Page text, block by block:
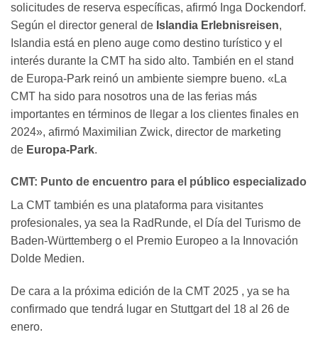
solicitudes de reserva específicas, afirmó Inga Dockendorf.
Según el director general de Islandia Erlebnisreisen,
Islandia está en pleno auge como destino turístico y el
interés durante la CMT ha sido alto. También en el stand
de Europa-Park reinó un ambiente siempre bueno. «La
CMT ha sido para nosotros una de las ferias más
importantes en términos de llegar a los clientes finales en
2024», afirmó Maximilian Zwick, director de marketing
de Europa-Park.
CMT: Punto de encuentro para el público especializado
La CMT también es una plataforma para visitantes
profesionales, ya sea la RadRunde, el Día del Turismo de
Baden-Württemberg o el Premio Europeo a la Innovación
Dolde Medien.
De cara a la próxima edición de la CMT 2025 , ya se ha
confirmado que tendrá lugar en Stuttgart del 18 al 26 de
enero.